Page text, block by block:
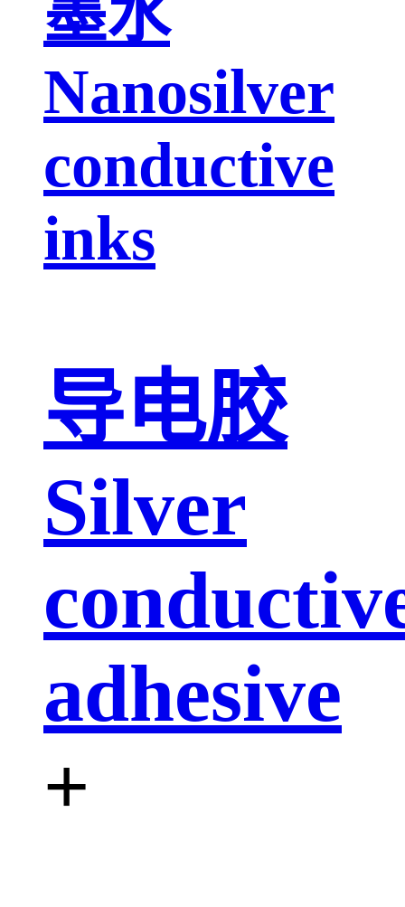
墨水
Nanosilver
conductive
inks
导电胶
Silver
adhesive
+